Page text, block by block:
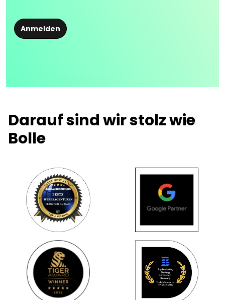
Anmelden
Darauf sind wir stolz wie
Bolle